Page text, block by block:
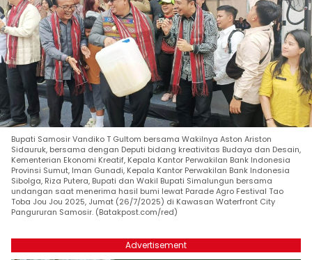
Bupati Samosir Vandiko T Gultom bersama Wakilnya Aston Ariston
Sidauruk, bersama dengan Deputi bidang kreativitas Budaya dan Desain,
Kementerian Ekonomi Kreatif, Kepala Kantor Perwakilan Bank Indonesia
Provinsi Sumut, Iman Gunadi, Kepala Kantor Perwakilan Bank Indonesia
Sibolga, Riza Putera, Bupati dan Wakil Bupati Simalungun bersama
undangan saat menerima hasil bumi lewat Parade Agro Festival Tao
Toba Jou Jou 2025, Jumat (26/7/2025) di Kawasan Waterfront City
Pangururan Samosir. (Batakpost.com/red)
Advertisement